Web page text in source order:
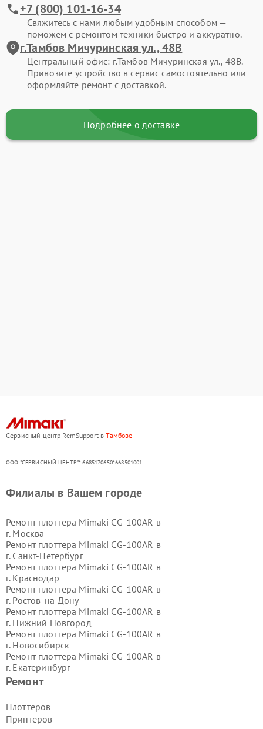
+7 (800) 101-16-34
Свяжитесь с нами любым удобным способом —
поможем с ремонтом техники быстро и аккуратно.
г.Тамбов Мичуринская ул., 48В
Центральный офис: г.Тамбов Мичуринская ул., 48В.
Привозите устройство в сервис самостоятельно или
оформляйте ремонт с доставкой.
Подробнее о доставке
Сервисный центр RemSupport вТамбове
ООО "СЕРВИСНЫЙ ЦЕНТР"* 6685170650*668501001
Ремонт
Плоттеров
Принтеров
Филиалы в Вашем городе
Ремонт плоттера Mimaki CG-100AR в
г. Москва
Ремонт плоттера Mimaki CG-100AR в
г. Санкт-Петербург
Ремонт плоттера Mimaki CG-100AR в
г. Краснодар
Ремонт плоттера Mimaki CG-100AR в
г. Ростов-на-Дону
Ремонт плоттера Mimaki CG-100AR в
г. Нижний Новгород
Ремонт плоттера Mimaki CG-100AR в
г. Новосибирск
Ремонт плоттера Mimaki CG-100AR в
г. Екатеринбург
Ремонт плоттера Mimaki CG-100AR в
Ремонт плоттера Mimaki CG-100AR в
г.Воронеж
Ремонт плоттера Mimaki CG-100AR в